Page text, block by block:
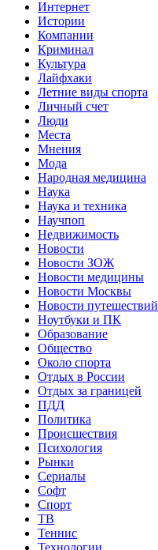
Интернет
Истории
Компании
Криминал
Культура
Лайфхаки
Летние виды спорта
Личный счет
Люди
Места
Мнения
Мода
Народная медицина
Наука
Наука и техника
Научпоп
Недвижимость
Новости
Новости ЗОЖ
Новости медицины
Новости Москвы
Новости путешествий
Ноутбуки и ПК
Образование
Общество
Около спорта
Отдых в России
Отдых за границей
ПДД
Политика
Происшествия
Психология
Рынки
Сериалы
Софт
Спорт
ТВ
Теннис
Технологии